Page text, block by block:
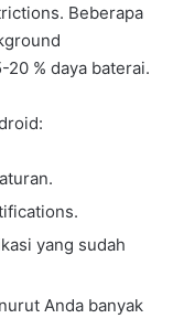
Beberapa
% daya baterai.
yang sudah
Anda banyak